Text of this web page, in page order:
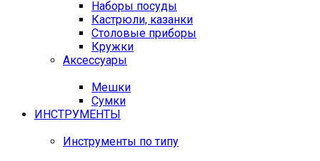
Наборы посуды
Кастрюли, казанки
Столовые приборы
Кружки
Аксессуары
Мешки
Сумки
ИНСТРУМЕНТЫ
Инструменты по типу